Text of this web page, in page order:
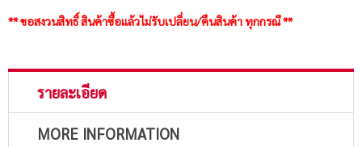
** ขอสงวนสิทธิ์ สินค้าซื้อแล้วไม่รับเปลี่ยน/คืนสินค้า ทุกกรณี **
รายละเอียด
MORE INFORMATION